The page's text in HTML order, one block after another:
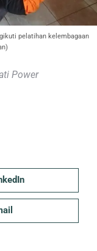
pelatihan kelembagaan
Power